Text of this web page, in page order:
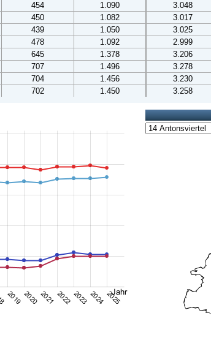
454 1.090 3.048
450 1.082 3.017
439 1.050 3.025
478 1.092 2.999
645 1.378 3.206
707 1.496 3.278
704 1.456 3.230
702 1.450 3.258